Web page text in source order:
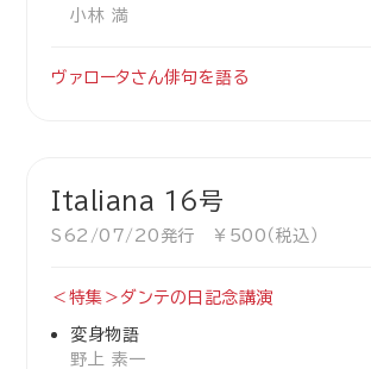
小林 満
ヴァロータさん俳句を語る
Italiana 16号
S62/07/20発行 ￥500（税込）
＜特集＞ダンテの日記念講演
変身物語
野上 素一